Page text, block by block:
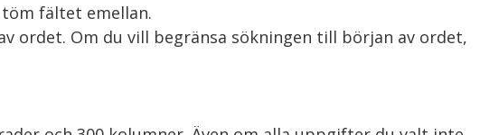
fältet emellan.
ordet. Om du vill begränsa sökningen till början av ordet,